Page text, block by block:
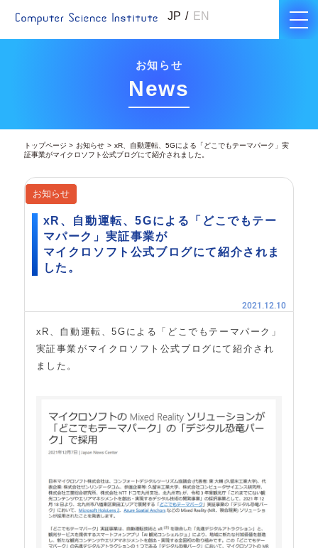
JP EN
お知らせ
News
トップページ お知らせ
xR、自動運転、5Gによる「どこでもテーマパーク」実
証事業がマイクロソフト公式ブログにて紹介されました。
xR、自動運転、5Gによる「どこでもテー
マパーク」実証事業が
マイクロソフト公式ブログにて紹介されま
した。
2021.12.10
お知らせ
xR、自動運転、5Gによる「どこでもテーマパーク」
実証事業がマイクロソフト公式ブログにて紹介され
ました。